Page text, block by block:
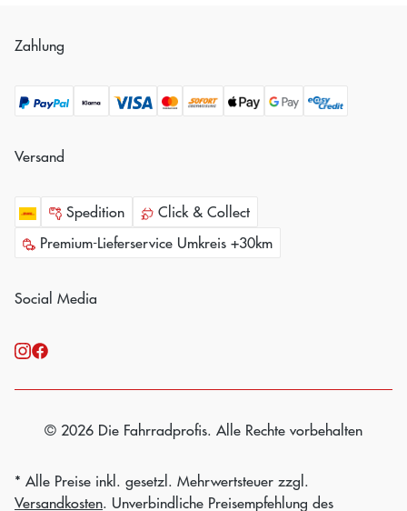
Zahlung
Versand
Spedition
Click & Collect
Premium-Lieferservice Umkreis +30km
Social Media
© 2026 Die Fahrradprofis. Alle Rechte vorbehalten
* Alle Preise inkl. gesetzl. Mehrwertsteuer zzgl.
Versandkosten. Unverbindliche Preisempfehlung des